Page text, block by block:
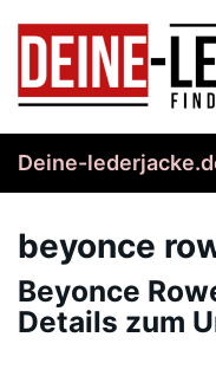
content
Deine-
beyonce
Beyonce
Details zum